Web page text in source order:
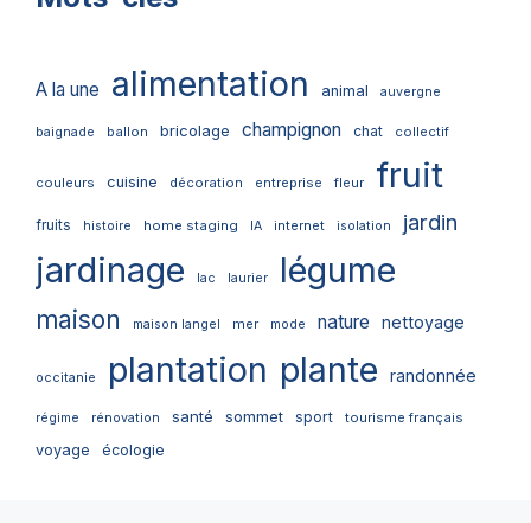
A la une alimentation animal auvergne
baignade ballon bricolage champignon chat collectif
couleurs cuisine décoration entreprise fleur fruit
fruits histoire home staging IA internet isolation jardin
jardinage lac laurier légume
maison maison langel mer mode nature nettoyage
occitanie plantation plante randonnée
régime rénovation santé sommet sport tourisme français
voyage écologie